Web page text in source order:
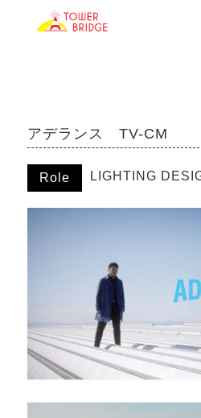
アデランス TV-CM
Role LIGHTING